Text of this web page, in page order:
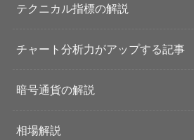
テクニカル指標の解説
チャート分析力がアップする記事
暗号通貨の解説
相場解説